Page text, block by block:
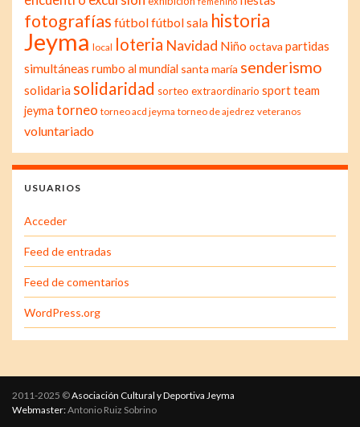
fotografías fútbolfútbol sala historia
Jeyma local loteria Navidad Niño octava partidas
simultáneas rumbo al mundial santa maría senderismo
solidariasolidaridad sorteo extraordinario sport team
jeyma torneo torneo acd jeyma torneo de ajedrez veteranos
voluntariado
USUARIOS
Acceder
Feed de entradas
Feed de comentarios
WordPress.org
2011-2025 ©Asociación Cultural y Deportiva Jeyma
Webmaster:Antonio Ruiz Sobrino